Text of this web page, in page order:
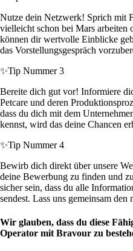
Nutze dein Netzwerk! Sprich mit
vielleicht schon bei Mars arbeiten
können dir wertvolle Einblicke
das Vorstellungsgespräch
✨Tip Nummer 3
Bereite dich gut vor! Informiere
Petcare und deren
dass du dich mit dem
kennst, wird das deine Chancen
✨Tip Nummer 4
Bewirb dich direkt über unsere
deine Bewerbung zu finden und
sicher sein, dass du alle
sendest. Lass uns gemeinsam den
Wir glauben, dass du diese
Operator mit Bravour zu